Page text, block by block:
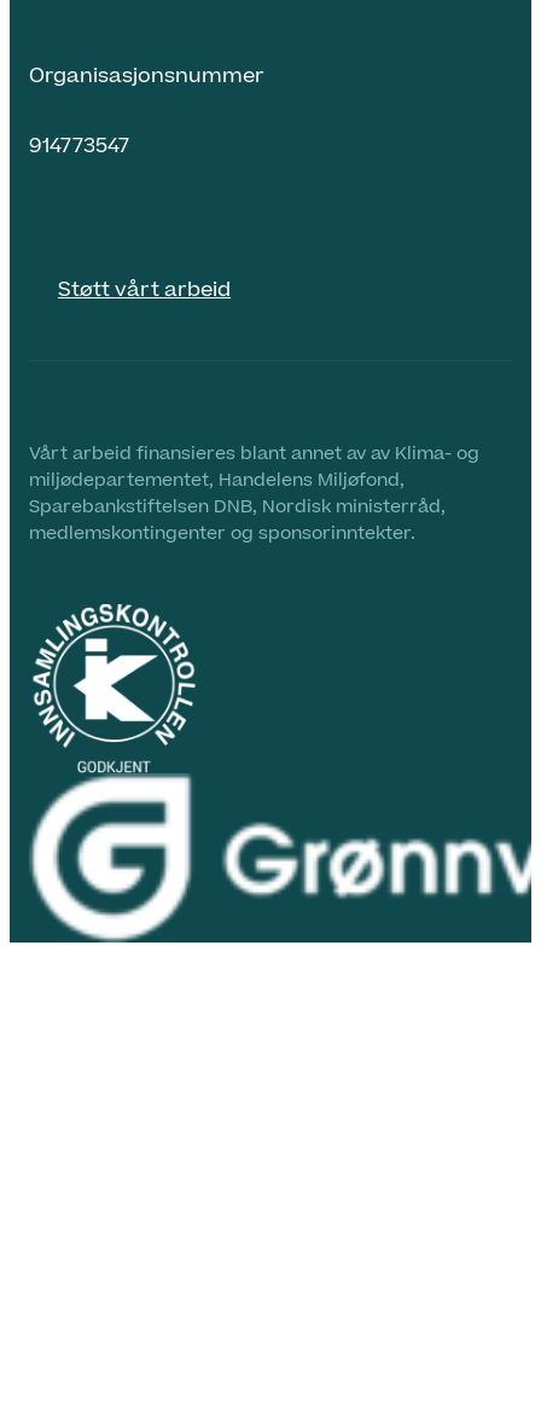
Organisasjonsnummer
914773547
Støtt vårt arbeid
Vårt arbeid finansieres blant annet av av Klima- og
miljødepartementet, Handelens Miljøfond,
Sparebankstiftelsen DNB, Nordisk ministerråd,
medlemskontingenter og sponsorinntekter.